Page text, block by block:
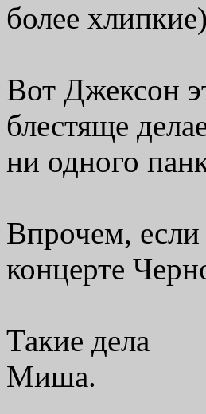
более
Вот Джексон
блестяще
ни одного
Впрочем,
концерте
Такие дела
Миша.